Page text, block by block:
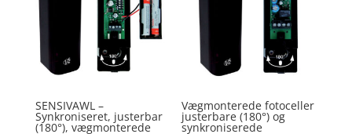
SENSIVAWL –
Synkroniseret, justerbar
(180°), vægmonterede
Vægmonterede fotoceller
justerbare (180°) og
synkroniserede